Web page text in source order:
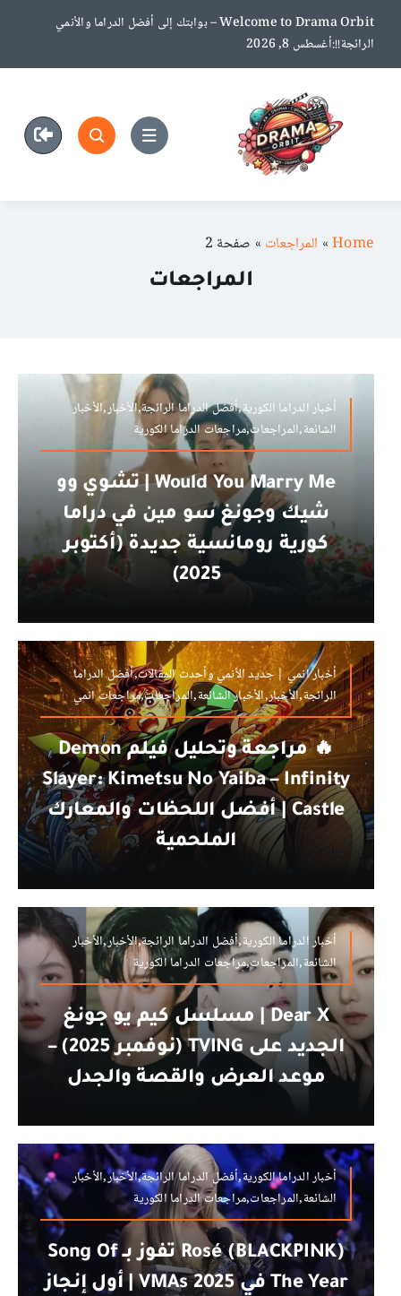
Skip
Welcome to Drama Orbit – بوابتك إلى أفضل الدراما والأنمي
الرائجة!!:أغسطس 8, 2026
Home
» المراجعات » صفحة 2
المراجعات
أخبار الدراما الكورية,أفضل الدراما الرائجة,الأخبار,الأخبار
الشائعة,المراجعات,مراجعات الدراما الكورية
Would You Marry Me | تشوي وو
شيك وجونغ سو مين في دراما
كورية رومانسية جديدة (أكتوبر
2025)
أخبار انمي | جديد الأنمي وأحدث المقالات,أفضل الدراما
الرائجة,الأخبار,الأخبار الشائعة,المراجعات,مراجعات انمي
🔥 مراجعة وتحليل فيلم Demon
Slayer: Kimetsu No Yaiba – Infinity
Castle | أفضل اللحظات والمعارك
الملحمية
أخبار الدراما الكورية,أفضل الدراما الرائجة,الأخبار,الأخبار
الشائعة,المراجعات,مراجعات الدراما الكورية
Dear X | مسلسل كيم يو جونغ
الجديد على TVING (نوفمبر 2025) –
موعد العرض والقصة والجدل
أخبار الدراما الكورية,أفضل الدراما الرائجة,الأخبار,الأخبار
الشائعة,المراجعات,مراجعات الدراما الكورية
Rosé (BLACKPINK) تفوز بـ Song Of
The Year في VMAs 2025 | أول إنجاز